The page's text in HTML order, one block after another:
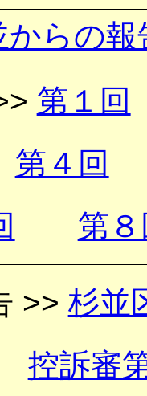
からの報
第１回
第４回
第
>> 杉並
控訴審